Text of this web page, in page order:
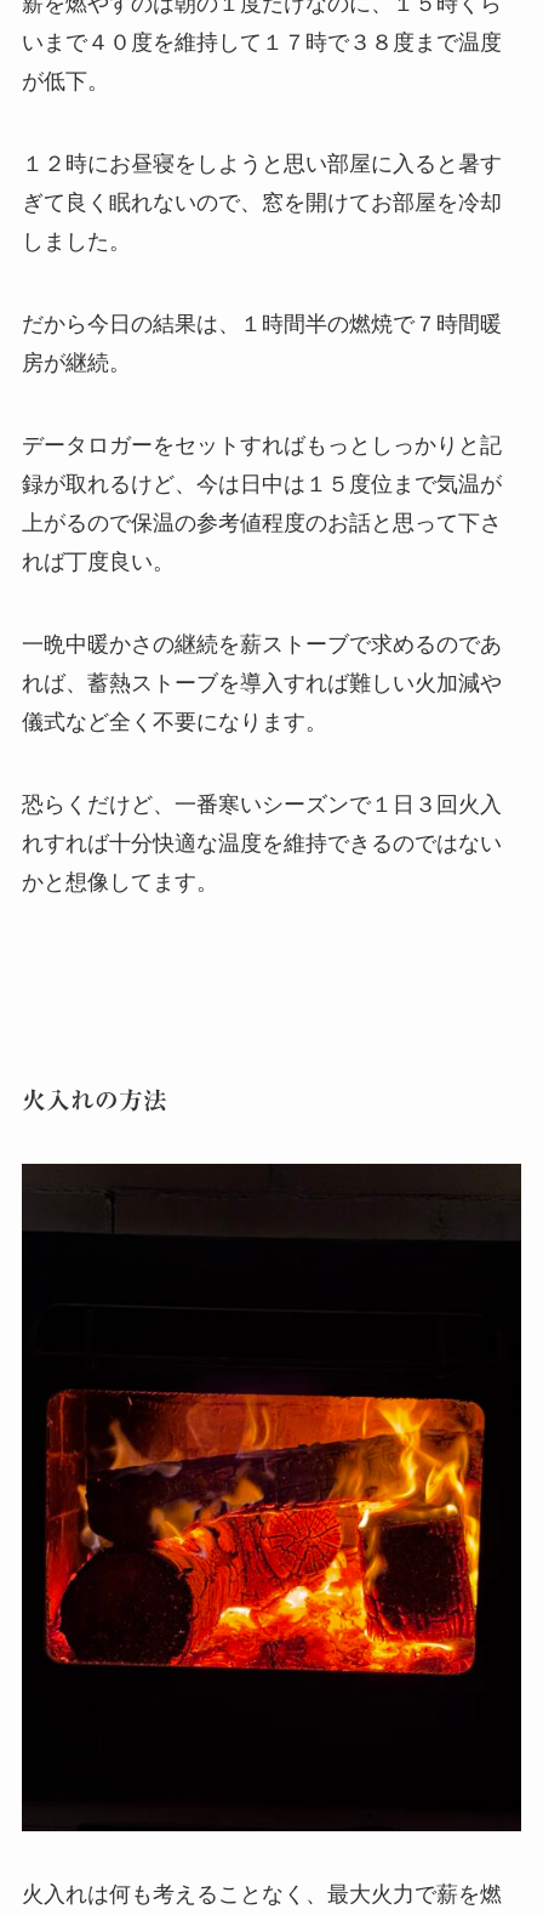
いまで４０度を維持して１７時で３８度まで温度
が低下。
１２時にお昼寝をしようと思い部屋に入ると暑す
ぎて良く眠れないので、窓を開けてお部屋を冷却
しました。
だから今日の結果は、１時間半の燃焼で７時間暖
房が継続。
データロガーをセットすればもっとしっかりと記
録が取れるけど、今は日中は１５度位まで気温が
上がるので保温の参考値程度のお話と思って下さ
れば丁度良い。
一晩中暖かさの継続を薪ストーブで求めるのであ
れば、蓄熱ストーブを導入すれば難しい火加減や
儀式など全く不要になります。
恐らくだけど、一番寒いシーズンで１日３回火入
れすれば十分快適な温度を維持できるのではない
かと想像してます。
火入れの方法
火入れは何も考えることなく、最大火力で薪を燃